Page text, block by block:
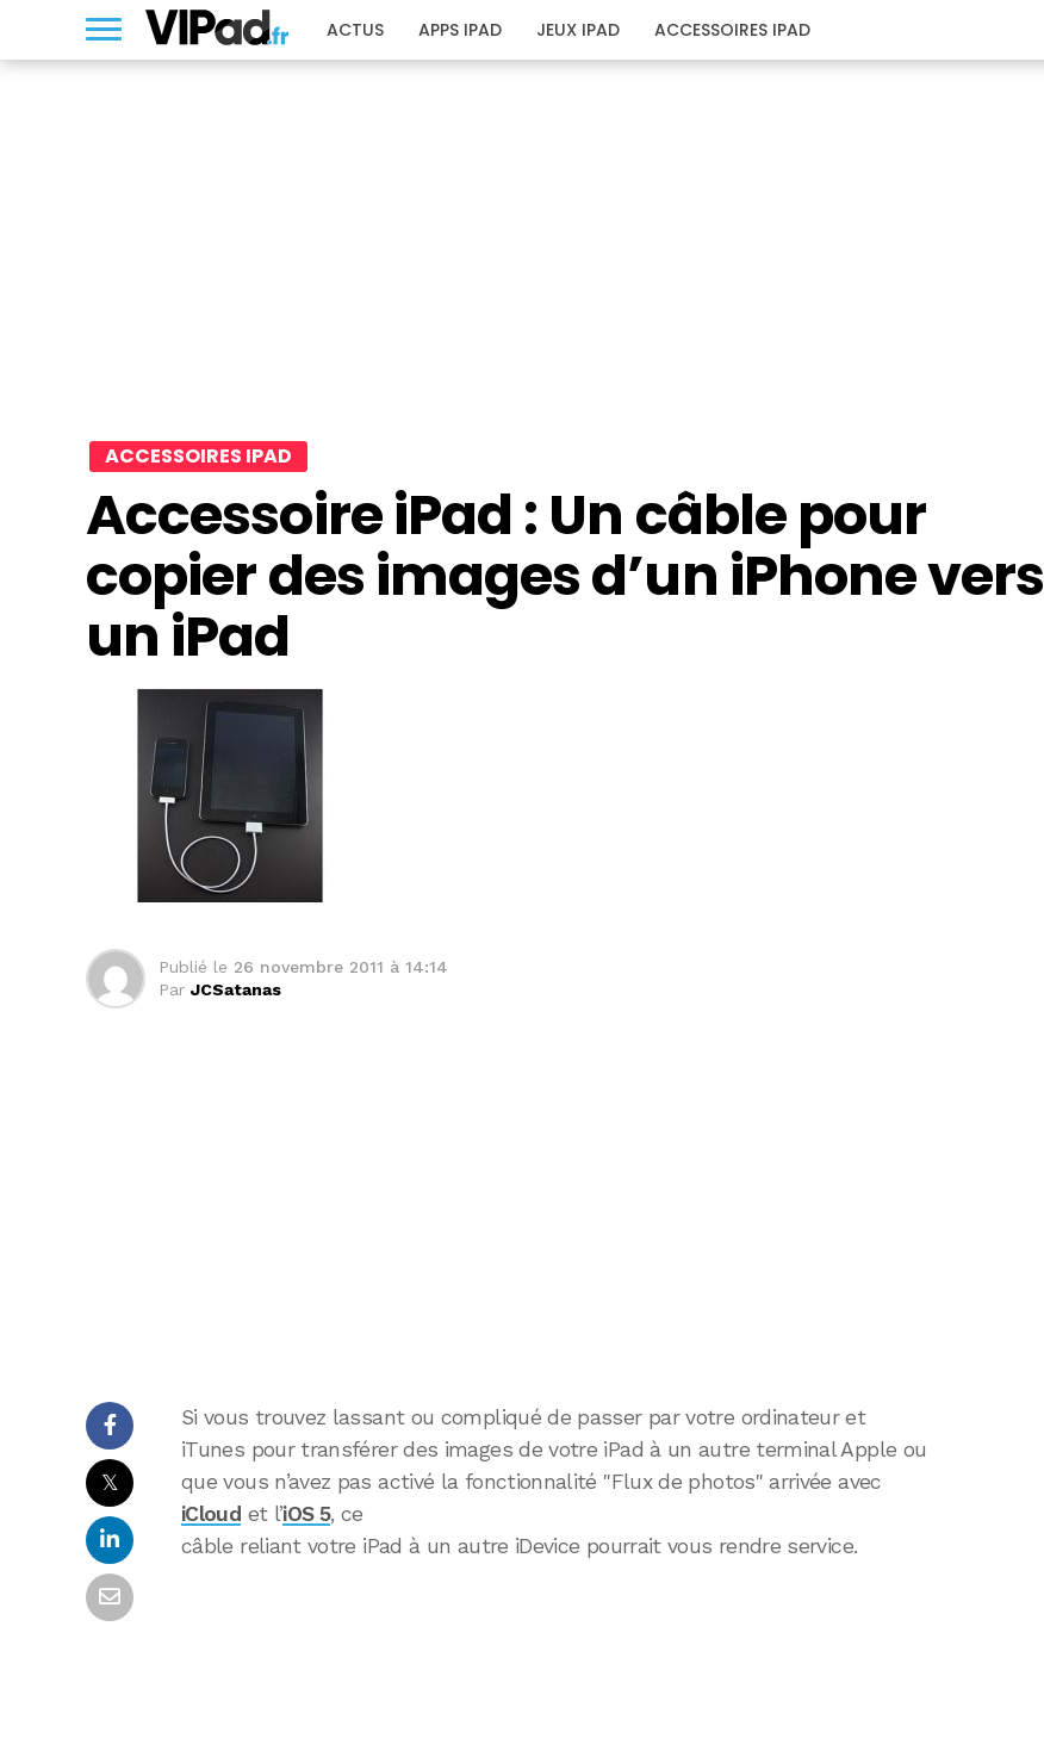
ACTUS APPS IPAD JEUX IPAD ACCESSOIRES IPAD
ACCESSOIRES IPAD
Accessoire iPad : Un câble pour
copier des images d’un iPhone vers
un iPad
Publié le 26 novembre 2011 à 14:14
Par JCSatanas
𝕏
Si vous trouvez lassant ou compliqué de passer par votre ordinateur et
iTunes pour transférer des images de votre iPad à un autre terminal Apple ou
que vous n’avez pas activé la fonctionnalité "Flux de photos" arrivée avec
iCloud et l’iOS 5, ce
câble reliant votre iPad à un autre iDevice pourrait vous rendre service.